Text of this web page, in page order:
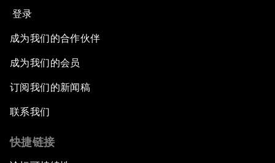
登录
成为我们的合作伙伴
成为我们的会员
订阅我们的新闻稿
联系我们
快捷链接